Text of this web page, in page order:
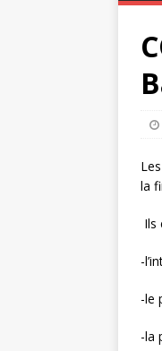
la
Ils
-
-le
-la